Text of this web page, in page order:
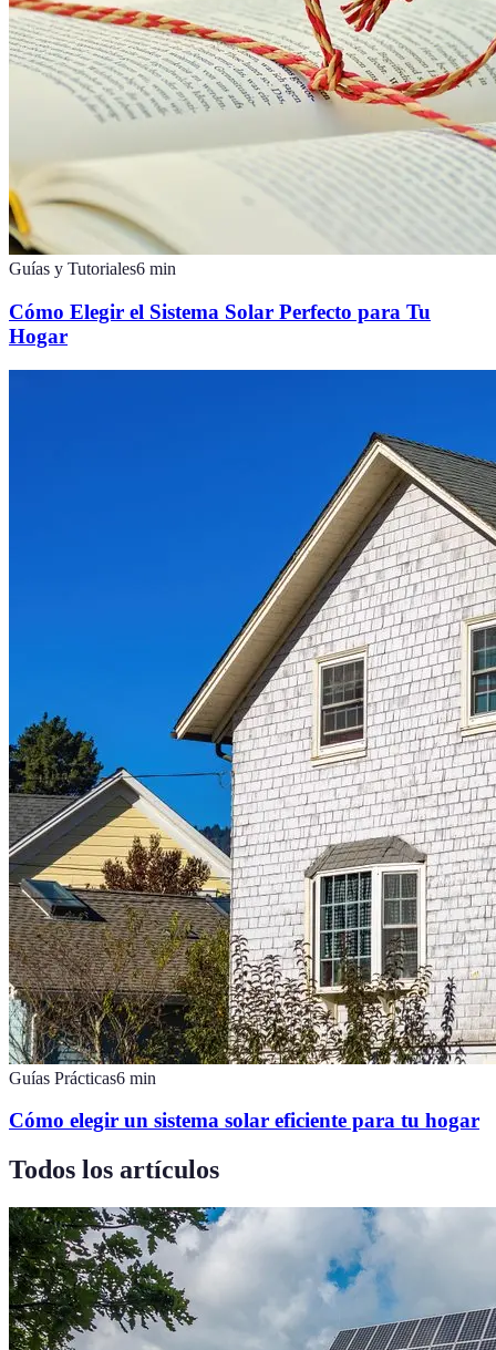
Guías y Tutoriales6 min
Cómo Elegir el Sistema Solar Perfecto para Tu
Hogar
Guías Prácticas6 min
Cómo elegir un sistema solar eficiente para tu hogar
Todos los artículos